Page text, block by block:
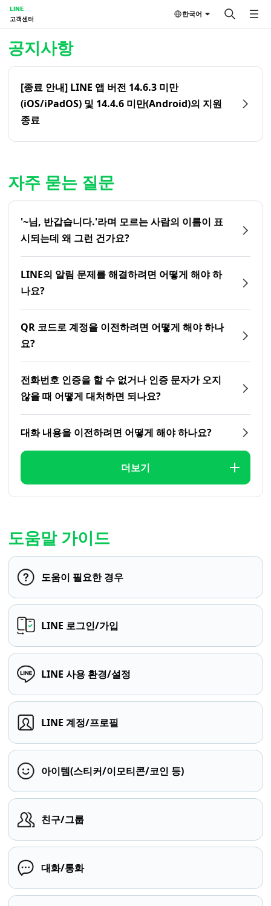
LINE
고객센터
한국어
공지사항
[종료 안내] LINE 앱 버전 14.6.3 미만
(iOS/iPadOS) 및 14.4.6 미만(Android)의 지원
종료
자주 묻는 질문
'~님, 반갑습니다.'라며 모르는 사람의 이름이 표
시되는데 왜 그런 건가요?
LINE의 알림 문제를 해결하려면 어떻게 해야 하
나요?
QR 코드로 계정을 이전하려면 어떻게 해야 하나
요?
전화번호 인증을 할 수 없거나 인증 문자가 오지
않을 때 어떻게 대처하면 되나요?
대화 내용을 이전하려면 어떻게 해야 하나요?
더보기
도움말 가이드
도움이 필요한 경우
LINE 로그인/가입
LINE 사용 환경/설정
LINE 계정/프로필
아이템(스티커/이모티콘/코인 등)
친구/그룹
대화/통화